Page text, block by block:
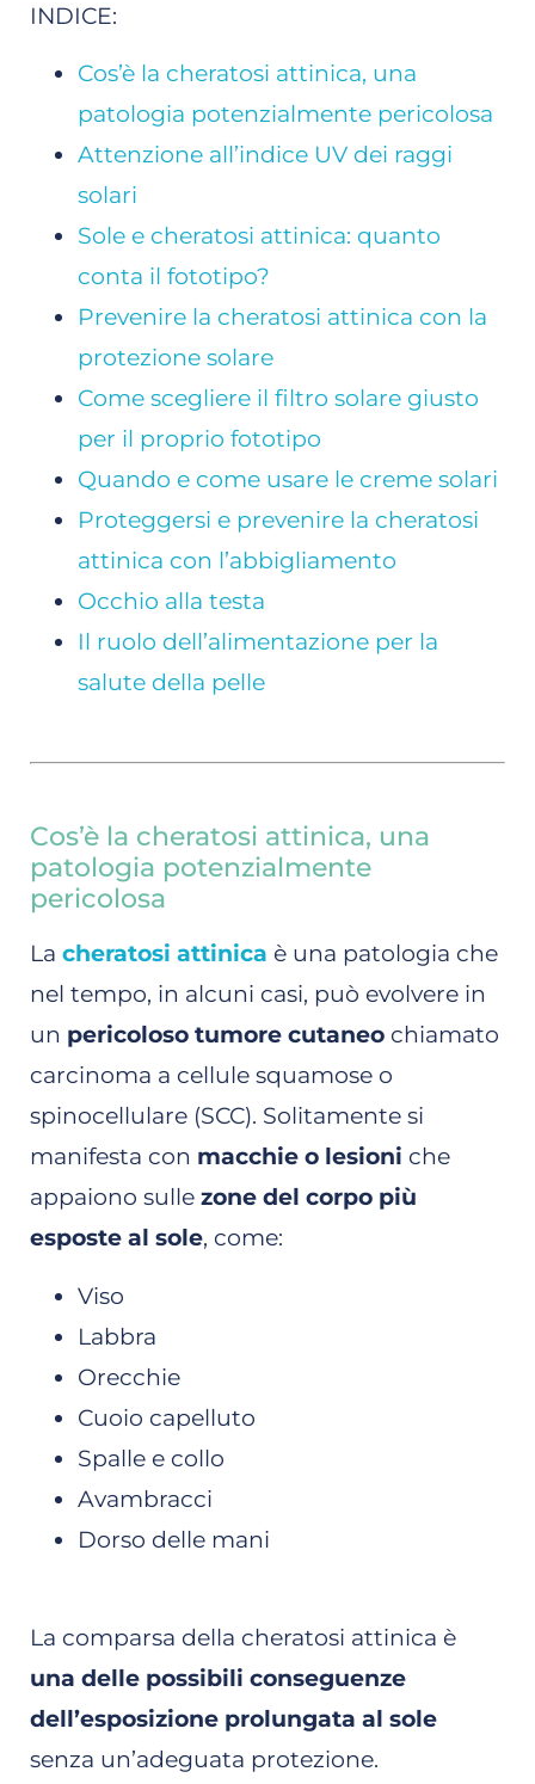
INDICE:
Cos’è la cheratosi attinica, una
patologia potenzialmente pericolosa
Attenzione all’indice UV dei raggi
solari
Sole e cheratosi attinica: quanto
conta il fototipo?
Prevenire la cheratosi attinica con la
protezione solare
Come scegliere il filtro solare giusto
per il proprio fototipo
Quando e come usare le creme solari
Proteggersi e prevenire la cheratosi
attinica con l’abbigliamento
Occhio alla testa
Il ruolo dell’alimentazione per la
salute della pelle
Cos’è la cheratosi attinica, una
patologia potenzialmente
pericolosa
La cheratosi attinica è una patologia che
nel tempo, in alcuni casi, può evolvere in
un pericoloso tumore cutaneo chiamato
carcinoma a cellule squamose o
spinocellulare (SCC). Solitamente si
manifesta con macchie o lesioni che
appaiono sulle zone del corpo più
esposte al sole, come:
Viso
Labbra
Orecchie
Cuoio capelluto
Spalle e collo
Avambracci
Dorso delle mani
La comparsa della cheratosi attinica è
una delle possibili conseguenze
dell’esposizione prolungata al sole
senza un’adeguata protezione.